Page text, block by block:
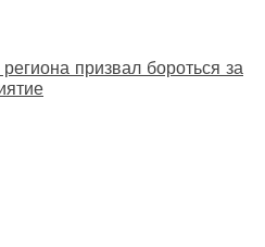
призвал бороться за